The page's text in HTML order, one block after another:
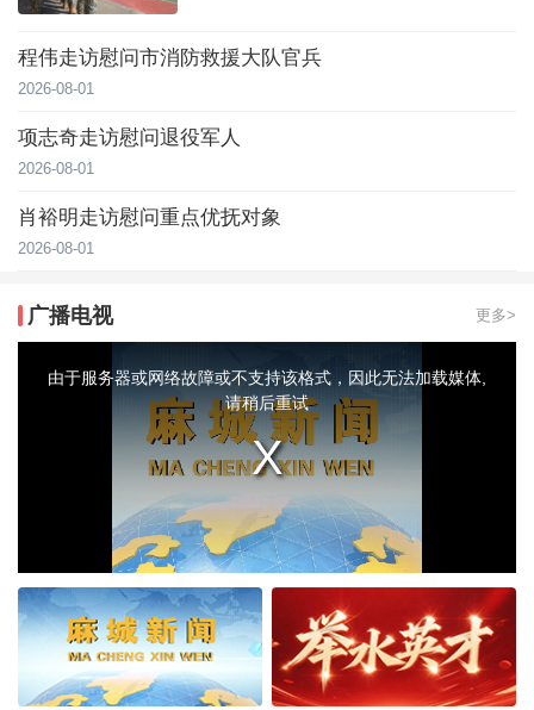
程伟走访慰问市消防救援大队官兵
2026-08-01
项志奇走访慰问退役军人
2026-08-01
肖裕明走访慰问重点优抚对象
2026-08-01
广播电视 更多>
modal由于服务器或网络故障或不支持该格式，因此无法加载媒体,
请稍后重试